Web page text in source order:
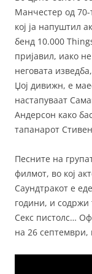
Манчестер од
кој ја напуштил
бенд 10.000
пријавил, иако
неговата
Џој дивижн, е
настапуваат
Андерсон како
тапанарот
Песните на
филмот, во кој
Саундтракот е
години, и содржи
Секс пистолс…
на 26 септември,